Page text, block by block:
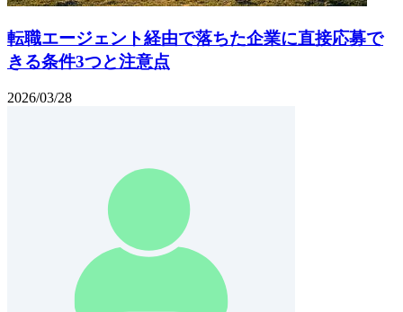
転職エージェント経由で落ちた企業に直接応募で
きる条件3つと注意点
2026/03/28